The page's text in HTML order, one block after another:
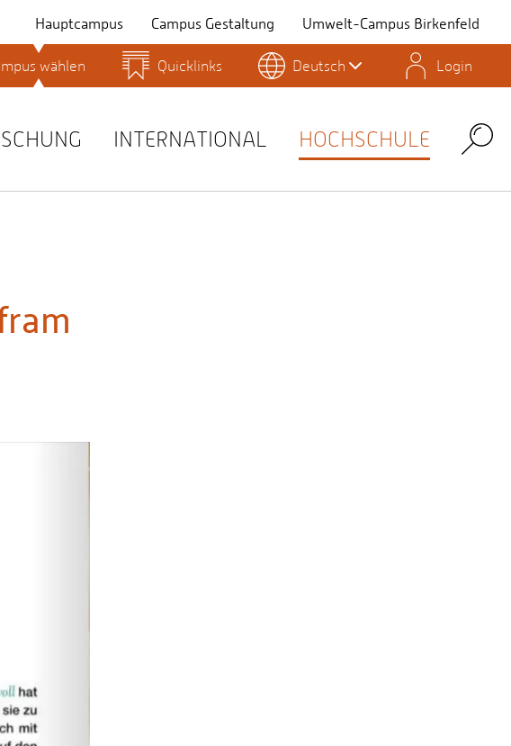
Hauptcampus Campus Gestaltung Umwelt-Campus Birkenfeld
Personensuche
Stud.IP
wählen Quicklinks Deutsch Login
INTERNATIONAL HOCHSCHULE Search